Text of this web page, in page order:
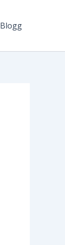
Blogg